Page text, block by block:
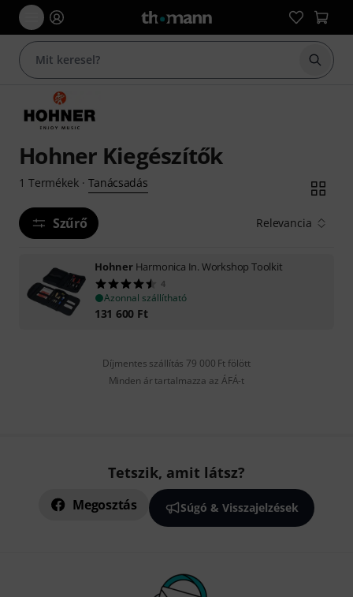
Hohner Kiegészítők
1 Termékek· Tanácsadás
Szűrő Relevancia
Hohner Harmonica In. Workshop Toolkit
4
Azonnal szállítható
131 600 Ft
Díjmentes szállítás 79 000 Ft fölött
Minden ár tartalmazza az ÁFÁ-t
Tetszik, amit látsz?
Megosztás Súgó & Visszajelzések